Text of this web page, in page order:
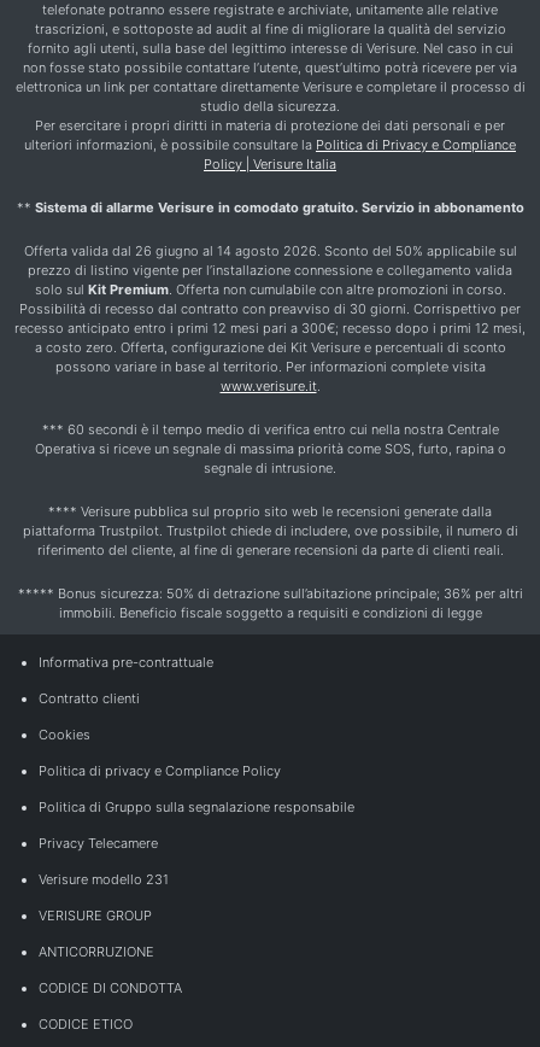
telefonate potranno essere registrate e archiviate, unitamente alle relative
trascrizioni, e sottoposte ad audit al fine di migliorare la qualità del servizio
fornito agli utenti, sulla base del legittimo interesse di Verisure. Nel caso in cui
non fosse stato possibile contattare l’utente, quest’ultimo potrà ricevere per via
elettronica un link per contattare direttamente Verisure e completare il processo di
studio della sicurezza.
Per esercitare i propri diritti in materia di protezione dei dati personali e per
ulteriori informazioni, è possibile consultare la Politica di Privacy e Compliance
Policy | Verisure Italia
** Sistema di allarme Verisure in comodato gratuito. Servizio in abbonamento
Offerta valida dal 26 giugno al 14 agosto 2026. Sconto del 50% applicabile sul
prezzo di listino vigente per l’installazione connessione e collegamento valida
solo sul Kit Premium. Offerta non cumulabile con altre promozioni in corso.
Possibilità di recesso dal contratto con preavviso di 30 giorni. Corrispettivo per
recesso anticipato entro i primi 12 mesi pari a 300€; recesso dopo i primi 12 mesi,
a costo zero. Offerta, configurazione dei Kit Verisure e percentuali di sconto
possono variare in base al territorio. Per informazioni complete visita
www.verisure.it.
*** 60 secondi è il tempo medio di verifica entro cui nella nostra Centrale
Operativa si riceve un segnale di massima priorità come SOS, furto, rapina o
segnale di intrusione.
**** Verisure pubblica sul proprio sito web le recensioni generate dalla
piattaforma Trustpilot. Trustpilot chiede di includere, ove possibile, il numero di
riferimento del cliente, al fine di generare recensioni da parte di clienti reali.
***** Bonus sicurezza: 50% di detrazione sull’abitazione principale; 36% per altri
immobili. Beneficio fiscale soggetto a requisiti e condizioni di legge
Informativa pre-contrattuale
Contratto clienti
Cookies
Politica di privacy e Compliance Policy
Politica di Gruppo sulla segnalazione responsabile
Privacy Telecamere
Verisure modello 231
VERISURE GROUP
ANTICORRUZIONE
CODICE DI CONDOTTA
CODICE ETICO